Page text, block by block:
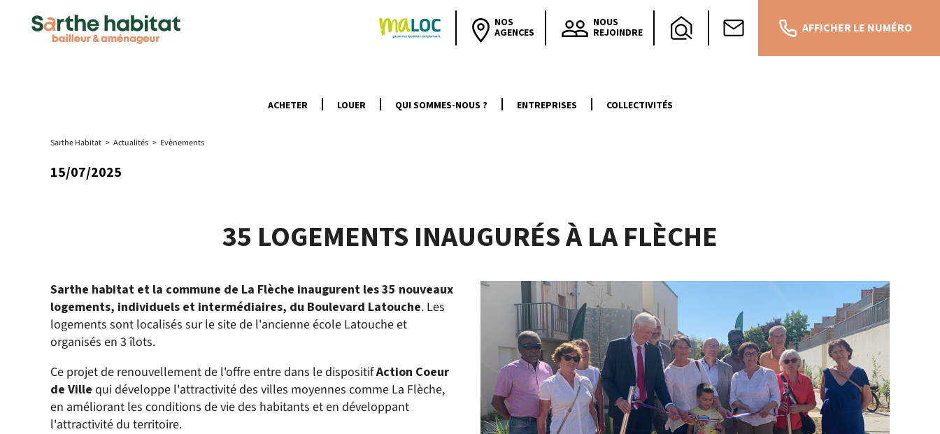
NOS
AGENCES
NOUS
REJOINDRE AFFICHER LE NUMÉRO
ACHETER LOUER QUI SOMMES-NOUS ? ENTREPRISES COLLECTIVITÉS
Sarthe Habitat > Actualités > Evènements
15/07/2025
35 LOGEMENTS INAUGURÉS À LA FLÈCHE
Sarthe habitat et la commune de La Flèche inaugurent les 35 nouveaux
logements, individuels et intermédiaires, du Boulevard Latouche. Les
logements sont localisés sur le site de l'ancienne école Latouche et
organisés en 3 îlots.
Ce projet de renouvellement de l'offre entre dans le dispositifAction Coeur
de Ville qui développe l'attractivité des villes moyennes comme La Flèche,
en améliorant les conditions de vie des habitants et en développant
l'attractivité du territoire.